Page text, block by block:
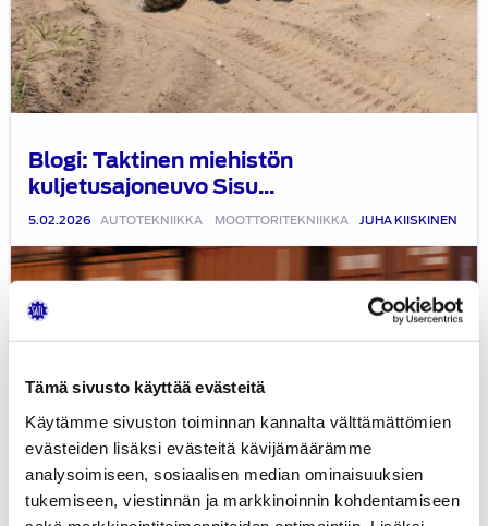
Tämä sivusto käyttää evästeitä
Käytämme sivuston toiminnan kannalta välttämättömien
evästeiden lisäksi evästeitä kävijämäärämme
analysoimiseen, sosiaalisen median ominaisuuksien
tukemiseen, viestinnän ja markkinoinnin kohdentamiseen
Blogi: Taktinen miehistön
kuljetusajoneuvo Sisu...
5.02.2026 AUTOTEKNIIKKA MOOTTORITEKNIIKKA JUHA KIISKINEN
Blogi:
Ford
Transit
Custom